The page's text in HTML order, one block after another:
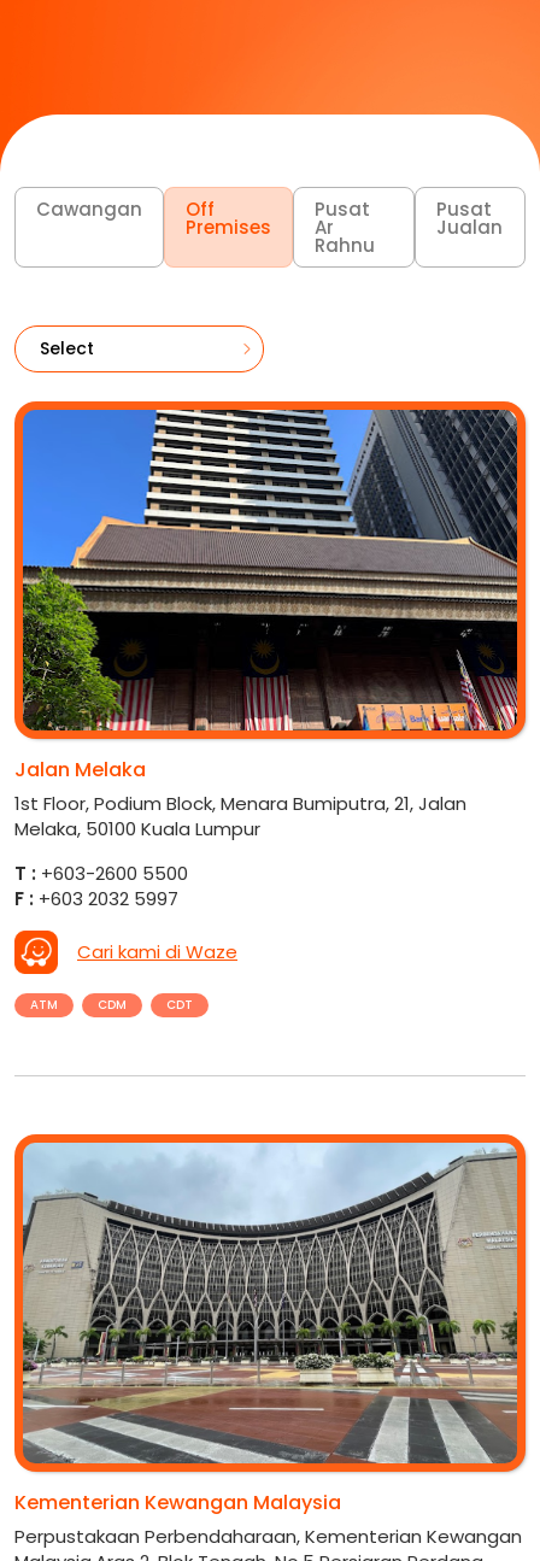
Cawangan Off
Premises
Pusat
Ar
Rahnu
Pusat
Jualan
Jalan Melaka
1st Floor, Podium Block, Menara Bumiputra, 21, Jalan
Melaka, 50100 Kuala Lumpur
T : +603-2600 5500
F : +603 2032 5997
Cari kami di Waze
ATM CDM CDT
Kementerian Kewangan Malaysia
Perpustakaan Perbendaharaan, Kementerian Kewangan